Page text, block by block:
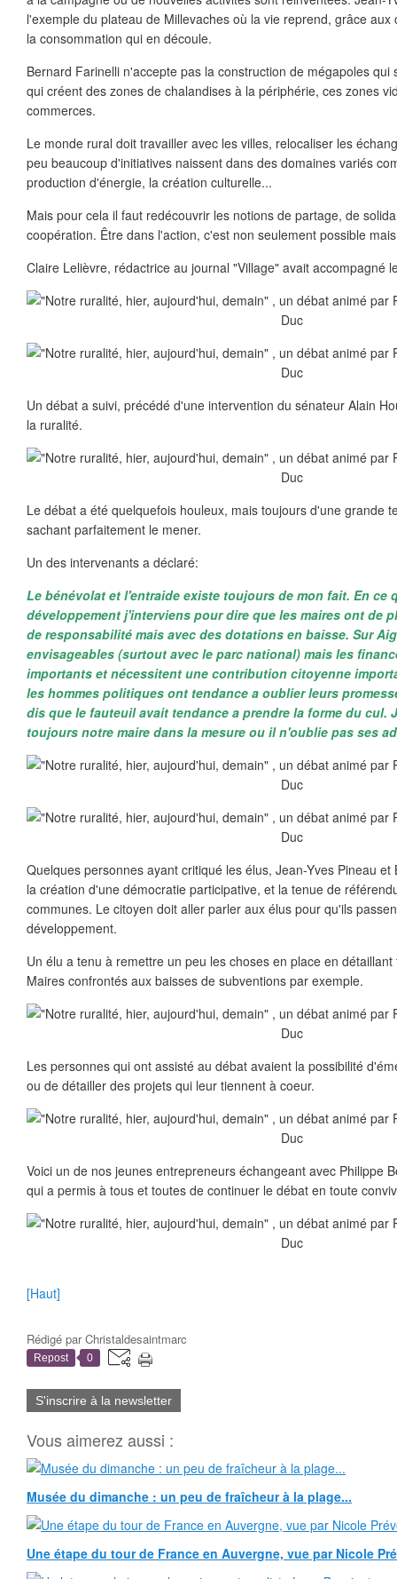
l'exemple du plateau de Millevaches où la vie reprend, grâce
la consommation qui en découle.
Bernard Farinelli n'accepte pas la construction de mégapoles
qui créent des zones de chalandises à la périphérie, ces zones
commerces.
Le monde rural doit travailler avec les villes, relocaliser les
peu beaucoup d'initiatives naissent dans des domaines variés
production d'énergie, la création culturelle...
Mais pour cela il faut redécouvrir les notions de partage, de
coopération. Être dans l'action, c'est non seulement possible
Claire Lelièvre, rédactrice au journal "Village" avait accompagné
Un débat a suivi, précédé d'une intervention du sénateur Alain
la ruralité.
Le débat a été quelquefois houleux, mais toujours d'une grande
sachant parfaitement le mener.
Un des intervenants a déclaré:
Le bénévolat et l'entraide existe toujours de mon fait. En ce
développement j'interviens pour dire que les maires ont de
de responsabilité mais avec des dotations en baisse. Sur
envisageables (surtout avec le parc national) mais les
importants et nécessitent une contribution citoyenne
les hommes politiques ont tendance a oublier leurs
dis que le fauteuil avait tendance a prendre la forme du cul.
toujours notre maire dans la mesure ou il n'oublie pas ses
Quelques personnes ayant critiqué les élus, Jean-Yves Pineau
la création d'une démocratie participative, et la tenue de
communes. Le citoyen doit aller parler aux élus pour qu'ils
développement.
Un élu a tenu à remettre un peu les choses en place en
Maires confrontés aux baisses de subventions par exemple.
Les personnes qui ont assisté au débat avaient la possibilité
ou de détailler des projets qui leur tiennent à coeur.
Voici un de nos jeunes entrepreneurs échangeant avec Philippe
qui a permis à tous et toutes de continuer le débat en toute
[Haut]
Rédigé parChristaldesaintmarc
Repost 0
S'inscrire à la newsletter
Vous aimerez aussi :
Musée du dimanche : un peu de fraîcheur à la plage...
Une étape du tour de France en Auvergne, vue par Nicole